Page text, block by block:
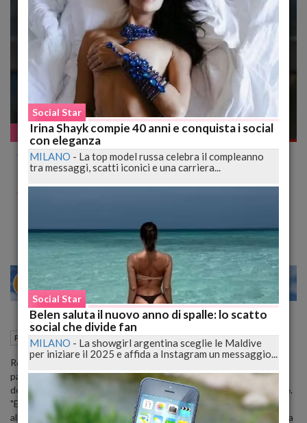
Pazzo WEB
#Raggi E "#Frigogate", Scoppia L'Ironia Sui
Social. #frigoriferi #RAGGIrati #Roma
#Frigogate
MILANO 24 28
Pazzo WEB 25 Ottobre 2016 12:42
Roma vittima di un complotto dei frigoriferi
, tanto che qualcuno
parla già di 'Frigogate': scoppia l'ironia sui social per una frase
del
sindaco, Virginia Raggi, sull'emergenza rifiuti nella capitale.
"E' un po' strano, ci sono frigoriferi che invece di essere portati
all'isola ecologica vengono buttati vicino ai cassonetti e non è mica
Social Star
Irina Shayk compie 40 anni e conquista i social
con eleganza
MILANO - La top model russa celebra il compleanno
tra messaggi, scatti iconici e una carriera...
Social Star
Belen saluta il nuovo anno di spalle: lo scatto
social che divide fan
MILANO - La showgirl argentina sceglie le Maldive
per iniziare il 2025 e affida a Instagram un messaggio...